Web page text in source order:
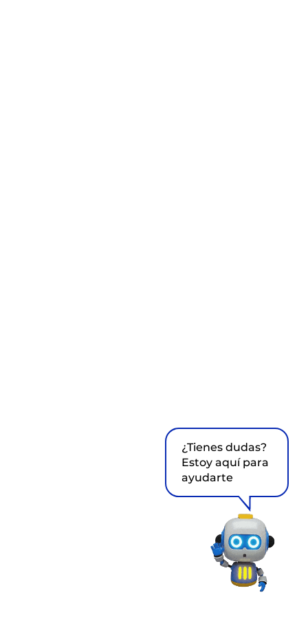
¿Tienes dudas?
Estoy aquí para
ayudarte